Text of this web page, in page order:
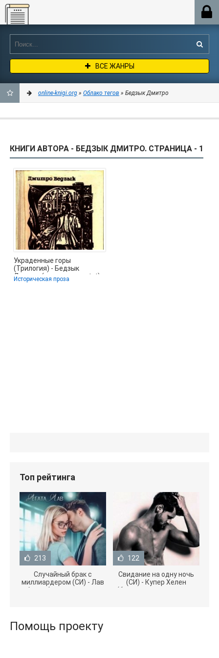
Online-knigi.org
ВСЕ ЖАНРЫ
ЗАКЛАДКИ
online-knigi.org » Облако тегов » Бедзык Дмитро
КНИГИ АВТОРА - БЕДЗЫК ДМИТРО. СТРАНИЦА - 1
Украденные горы
(Трилогия) - Бедзык
Дмитро (первая книга txt)
Историческая проза
Топ рейтинга
213
Случайный брак с
миллиардером (СИ) - Лав
Агата (полная версия
122
Свидание на одну ночь
(СИ) - Купер Хелен
(бесплатные серии книг
Помощь проекту